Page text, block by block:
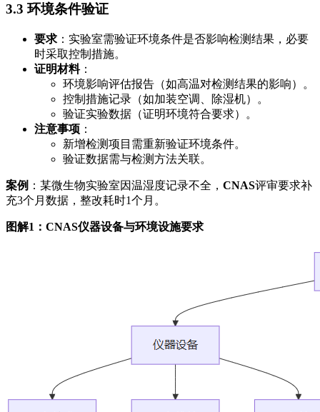
3.3 环境条件验证
要求 ：实验室需验证环境条件是否影响检测结果，必要
时采取控制措施。
证明材料：
环境影响评估报告（如高温对检测结果的影响）。
控制措施记录（如加装空调、除湿机）。
验证实验数据（证明环境符合要求）。
注意事项 ：
新增检测项目需重新验证环境条件。
验证数据需与检测方法关联。
案例 ：某微生物实验室因温湿度记录不全， CNAS评审要求补
充3个月数据，整改耗时1个月。
图解1：CNAS仪器设备与环境设施要求